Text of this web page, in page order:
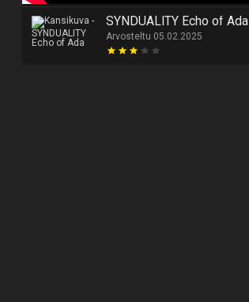
SYNDUALITY Echo of Ada
Arvosteltu 05.02.2025